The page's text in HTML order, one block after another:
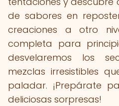
de sabores en
creaciones a otro
completa para
desvelaremos los
mezclas irresistibles
paladar. ¡Prepárate
deliciosas sorpresas!